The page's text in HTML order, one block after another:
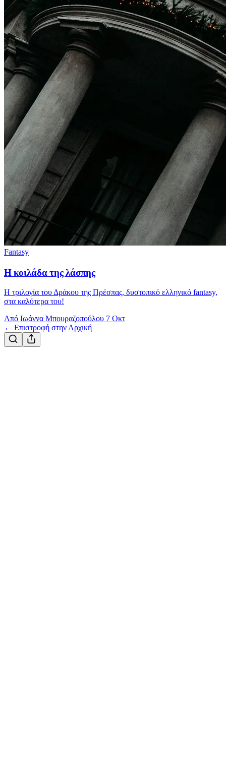
Fantasy
Η κοιλάδα της λάσπης
Η τριλογία του Δράκου της Πρέσπας, δυστοπικό ελληνικό fantasy,
στα καλύτερα του!
Από Ιωάννα Μπουραζοπούλου 7 Οκτ
← Επιστροφή στην Αρχική